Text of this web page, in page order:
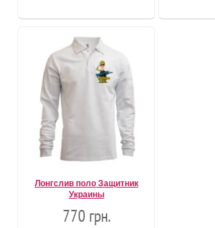
Лонгслив поло Защитник
Украины
770 грн.